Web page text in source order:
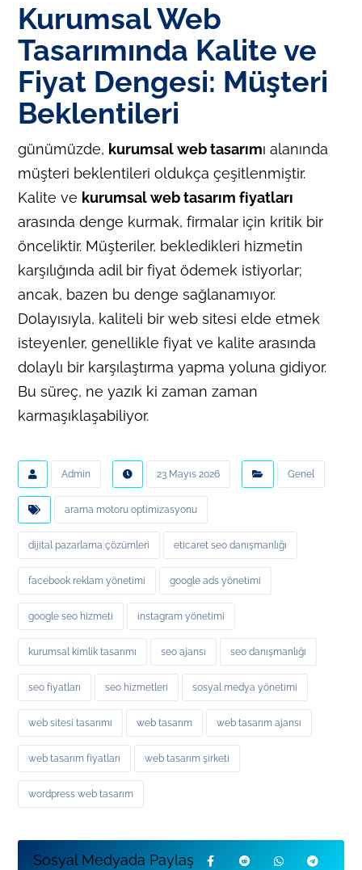
Kurumsal Web
Tasarımında Kalite ve
Fiyat Dengesi: Müşteri
Beklentileri
günümüzde, kurumsal web tasarımı alanında
müşteri beklentileri oldukça çeşitlenmiştir.
Kalite ve kurumsal web tasarım fiyatları
arasında denge kurmak, firmalar için kritik bir
önceliktir. Müşteriler, bekledikleri hizmetin
karşılığında adil bir fiyat ödemek istiyorlar;
ancak, bazen bu denge sağlanamıyor.
Dolayısıyla, kaliteli bir web sitesi elde etmek
isteyenler, genellikle fiyat ve kalite arasında
dolaylı bir karşılaştırma yapma yoluna gidiyor.
Bu süreç, ne yazık ki zaman zaman
karmaşıklaşabiliyor.
Admin 23 Mayıs 2026 Genel
arama motoru optimizasyonu
dijital pazarlama çözümleri eticaret seo danışmanlığı
facebook reklam yönetimi google ads yönetimi
google seo hizmeti instagram yönetimi
kurumsal kimlik tasarımı seo ajansı seo danışmanlığı
seo fiyatları seo hizmetleri sosyal medya yönetimi
web sitesi tasarımı web tasarım web tasarım ajansı
web tasarım fiyatları web tasarım şirketi
wordpress web tasarım